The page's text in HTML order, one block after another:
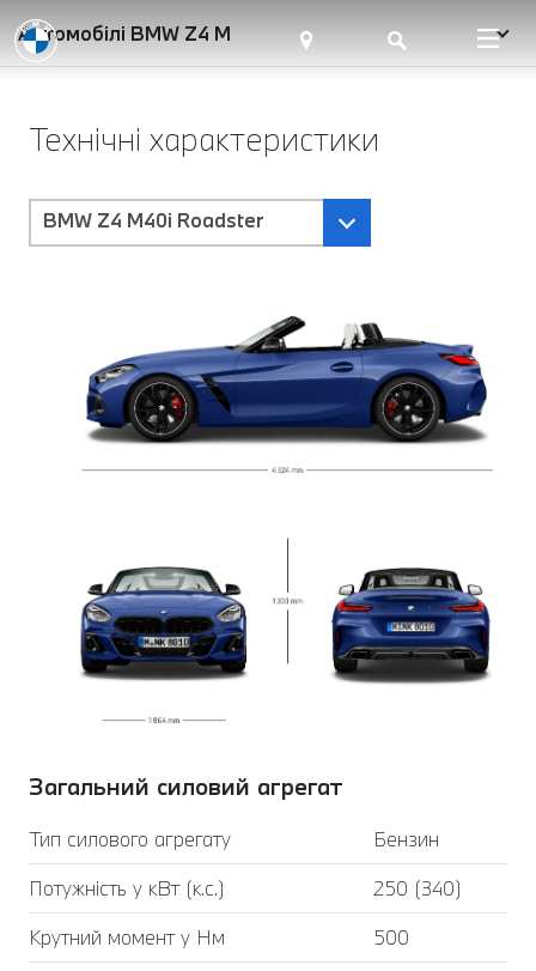
Автомобілі BMW Z4 M
Технічні характеристики
BMW Z4 M40i Roadster
Загальний силовий агрегат
Тип силового агрегату
Бензин
Потужність у кВт (к.с.)
250 (340)
Крутний момент у Нм
500